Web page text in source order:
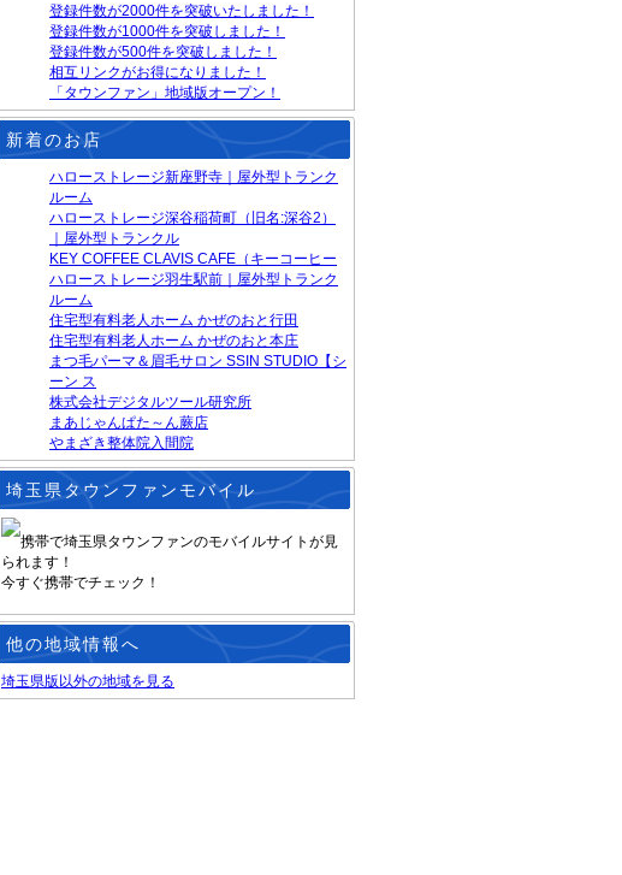
登録件数が2000件を突破いたしました！
登録件数が1000件を突破しました！
登録件数が500件を突破しました！
相互リンクがお得になりました！
「タウンファン」地域版オープン！
新着のお店
ハローストレージ新座野寺｜屋外型トランク
ルーム
ハローストレージ深谷稲荷町（旧名:深谷2）
｜屋外型トランクル
KEY COFFEE CLAVIS CAFE（キーコーヒー
ハローストレージ羽生駅前｜屋外型トランク
ルーム
住宅型有料老人ホーム かぜのおと行田
住宅型有料老人ホーム かぜのおと本庄
まつ毛パーマ＆眉毛サロン SSIN STUDIO【シ
ーン ス
株式会社デジタルツール研究所
まあじゃんぱた～ん蕨店
やまざき整体院入間院
埼玉県タウンファンモバイル
携帯で埼玉県タウンファンのモバイルサイトが見
られます！
今すぐ携帯でチェック！
他の地域情報へ
埼玉県版以外の地域を見る